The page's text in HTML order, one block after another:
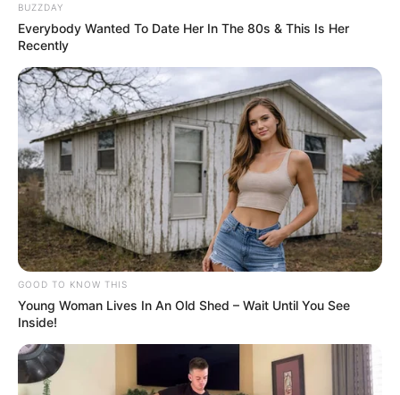
BUZZDAY
Everybody Wanted To Date Her In The 80s & This Is Her
Recently
GOOD TO KNOW THIS
Young Woman Lives In An Old Shed – Wait Until You See
Inside!